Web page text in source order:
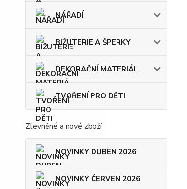
NÁŘADÍ
BIŽUTERIE A ŠPERKY
DEKORAČNÍ MATERIÁL
TVOŘENÍ PRO DĚTI
Zlevněné a nové zboží
NOVINKY DUBEN 2026
NOVINKY ČERVEN 2026